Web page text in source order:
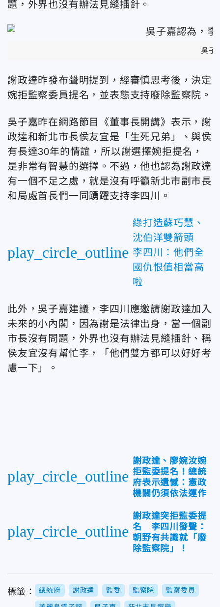
題，外界也沒有辦法見縫插針。
吳子
謝政達昨發布聲明提到，經審慎思考後，決定
婉拒監察委員提名，並表態支持廢除監察院。
吳子嘉昨在網路節目《董事長開講》表示，謝
政達和新北市長侯友宜是「生死兄弟」、與侯
有長達30年的情誼，所以謝選擇婉拒提名，
是非常有智慧的選擇。不過，他也認為謝政達
有一個不足之處，就是沒有呼籲新北市副市長
和局處首長們一同踴躍支持李四川。
play_circle_outline
綠打造蘇巧慧、
沈伯洋雙箭頭
李四川：他們全
國仇恨值相當高
啦
此外，吳子嘉建議，李四川應邀請謝政達加入
未來的小內閣，因為謝是法律出身，當一個副
市長沒有問題，外界也沒有辦法見縫插針、稱
侯友宜沒有幫忙李，「他們雙方都可以好好考
慮一下」。
play_circle_outline
謝政達、廖婉汝婉
拒監委提名！總統
府表示遺憾：憲政
機關仍須依法運作
play_circle_outline
謝政達突拒監委提
名 李四川發聲：
朝野有共識就「廢
除監察院」！
標籤： 總統府 謝政達 監委 監察院 監察委員